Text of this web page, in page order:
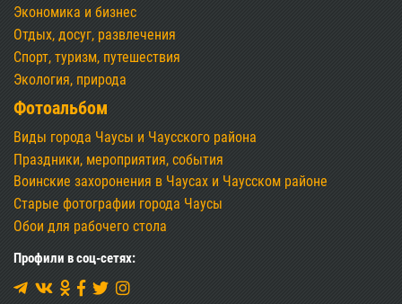
Экономика и бизнес
Отдых, досуг, развлечения
Спорт, туризм, путешествия
Экология, природа
Фотоальбом
Виды города Чаусы и Чаусского района
Праздники, мероприятия, события
Воинские захоронения в Чаусах и Чаусском районе
Старые фотографии города Чаусы
Обои для рабочего стола
Профили в соц-сетях: